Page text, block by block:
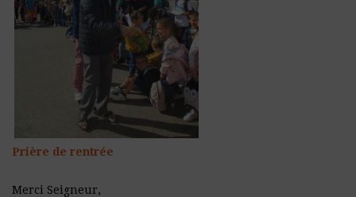
Prière de rentrée
Merci Seigneur,